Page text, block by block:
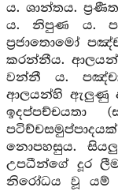
ය. ශාන්තය.
ය. නිපුණ ය.
ප්‍රජාතොමෝ
කරන්නීය.
වන්නී ය.
ආලයන්හි ඇලුණු
ඉදප්පච්චයතා
නොපහසුය.
උපධීන්ගේ දූර
නිරෝධය වූ යම්